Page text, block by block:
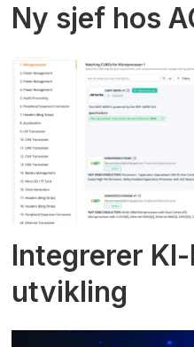
Ny sjef hos
Integrerer
utvikling